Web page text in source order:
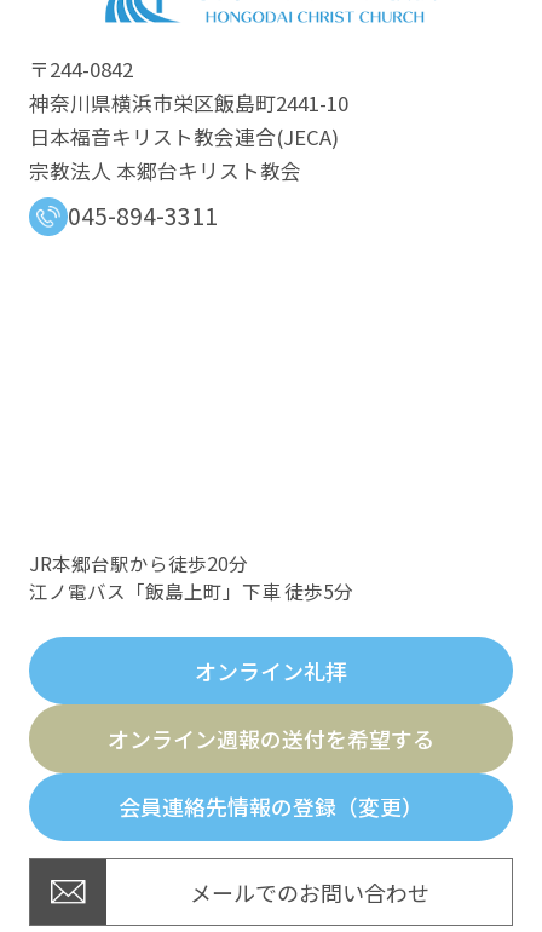
〒244-0842
神奈川県横浜市栄区飯島町2441-10
日本福音キリスト教会連合​(JECA)
宗教法人 本郷台キリスト教会
045-894-3311
JR本郷台駅から徒歩20分
江ノ電バス「飯島上町」下車 徒歩5分
オンライン礼拝
オンライン週報の送付を希望する
会員連絡先情報の登録（変更）
メールでのお問い合わせ